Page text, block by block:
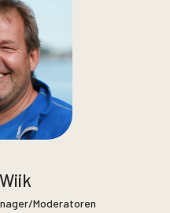
Moderatoren